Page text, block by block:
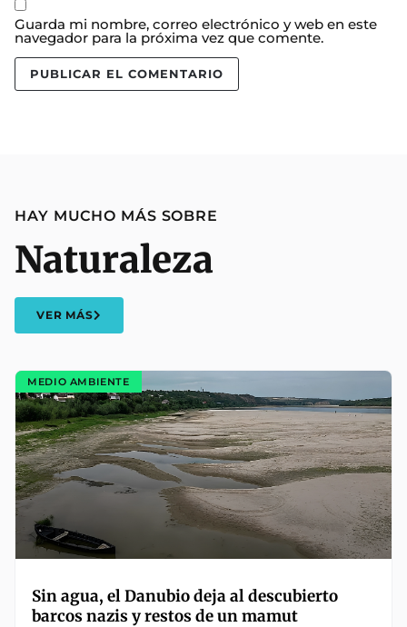
Guarda mi nombre, correo electrónico y web en este
navegador para la próxima vez que comente.
HAY MUCHO MÁS SOBRE
Naturaleza
VER MÁS
MEDIO AMBIENTE
Sin agua, el Danubio deja al descubierto
barcos nazis y restos de un mamut